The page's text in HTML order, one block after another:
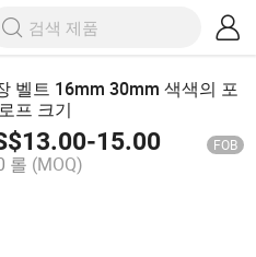
벨트 16mm 30mm 색색의 포
프 크기
13.00-15.00 FOB
롤 (MOQ)